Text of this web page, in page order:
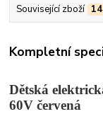
Související zboží 14
Kompletní
Dětská
60V červená